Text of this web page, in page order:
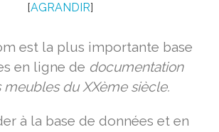
[AGRANDIR]
est la plus importante base
en ligne de documentation
meubles du XXème siècle.
à la base de données et en